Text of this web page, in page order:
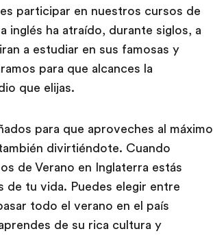
participar en nuestros cursos de
inglés ha atraído, durante siglos, a
a estudiar en sus famosas y
para que alcances la
que elijas.
para que aproveches al máximo
divirtiéndote. Cuando
de Verano en Inglaterra estás
de tu vida. Puedes elegir entre
todo el verano en el país
de su rica cultura y